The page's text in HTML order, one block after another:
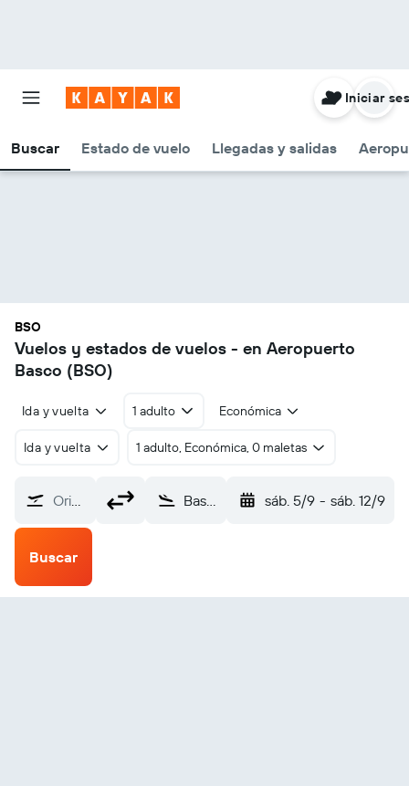
Buscar Estado de vuelo Llegadas y salidas
Iniciar
BSO
Vuelos y estados de vuelos - en Aeropuerto
Basco (BSO)
Ida y vuelta 1 adulto Económica
Ida y vuelta 1 adulto, Económica, 0 maletas
Origen Basco (BSO) sáb. 5/9 - sáb. 12/9
Buscar